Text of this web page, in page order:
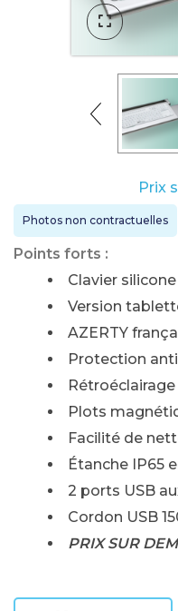
Prix
Photos non contractuelles
Points forts :
Clavier
Version
AZERTY
Protection
Plots
Facilité de
Étanche IP65
2 ports USB
Cordon USB
PRIX SUR